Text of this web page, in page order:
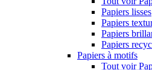
Papiers lisses
Papiers
Papiers
Papiers
Papiers à motifs
Tout voir